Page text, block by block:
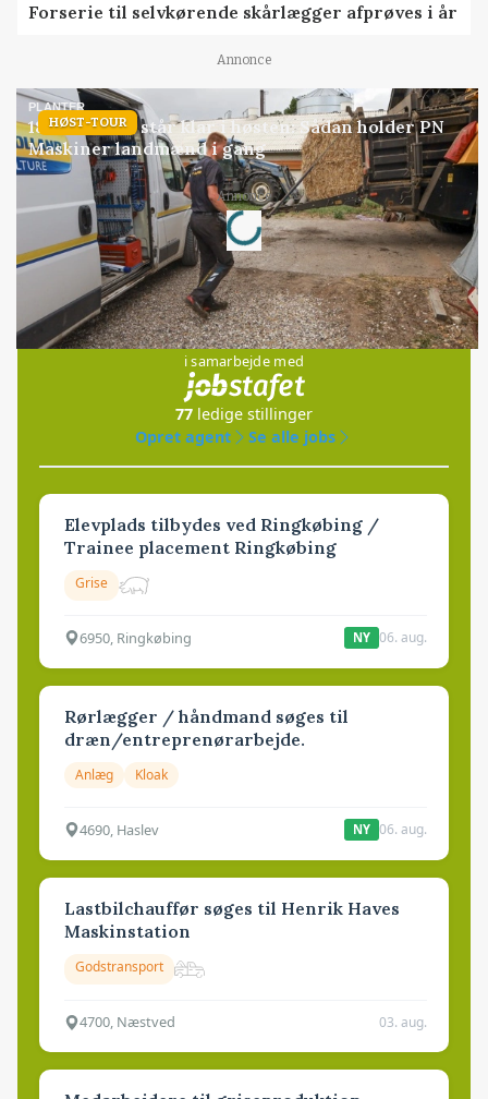
Forserie til selvkørende skårlægger afprøves i år
Annonce
HØST-TOUR
PLANTER
18 montører står klar i høsten: Sådan holder PN
Maskiner landmænd i gang
Annonce
Loading...
Jobs
i samarbejde med
77 ledige stillinger
Opret agent
Se alle jobs
Elevplads tilbydes ved Ringkøbing /
Trainee placement Ringkøbing
Grise
6950, Ringkøbing NY 06. aug.
Rørlægger / håndmand søges til
dræn/entreprenørarbejde.
Anlæg Kloak
4690, Haslev NY 06. aug.
Lastbilchauffør søges til Henrik Haves
Maskinstation
Godstransport
4700, Næstved 03. aug.